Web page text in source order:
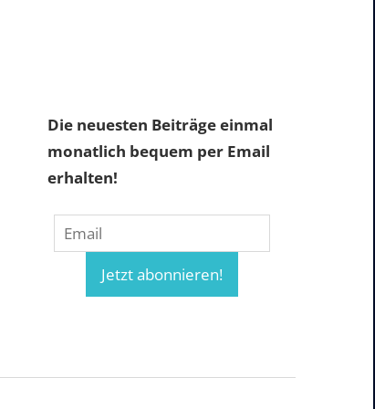
Die neuesten Beiträge einmal
monatlich bequem per Email
erhalten!